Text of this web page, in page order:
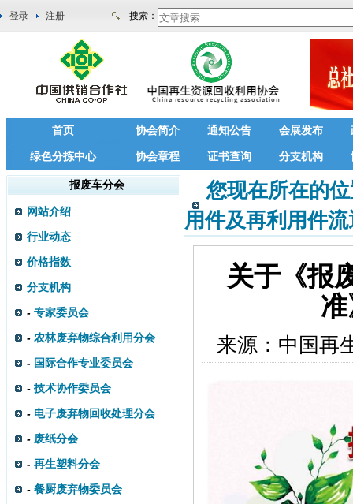
登录 注册 搜索：
首页 协会简介 通知公告 会展发布
绿色分拣中心 协会章程 证书查询 分支机构
报废车分会
网站介绍
行业动态
价格指数
分支机构
- 专家委员会
- 农林废弃物综合利用分会
- 国际合作专业委员会
- 技术协作委员会
- 电子废弃物回收处理分会
- 废纸分会
- 再生塑料分会
- 餐厨废弃物委员会
您现在所在的
用件及再利用件
关于《报
来源： 中国再